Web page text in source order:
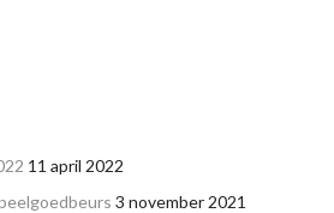
11 april 2022
3 november 2021